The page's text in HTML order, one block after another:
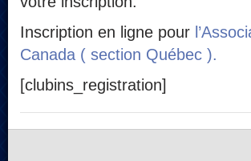
Inscription en ligne pour
Canada ( section Québec ).
[clubins_registration]